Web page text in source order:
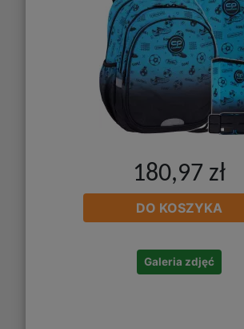
180,97 zł
DO KOSZYKA
Galeria zdjęć